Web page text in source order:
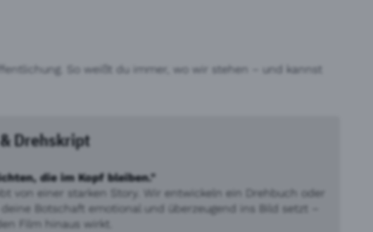
So weißt du immer, wo wir stehen – und kannst
Drehskript
die im Kopf bleiben."
von einer starken Story. Wir entwickeln ein Drehbuch oder
deine Botschaft emotional und überzeugend ins Bild setzt –
Film hinaus wirkt.